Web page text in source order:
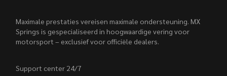
Maximale prestaties vereisen maximale ondersteuning. MX
Springs is gespecialiseerd in hoogwaardige vering voor
motorsport – exclusief voor officiële dealers.
Support center 24/7